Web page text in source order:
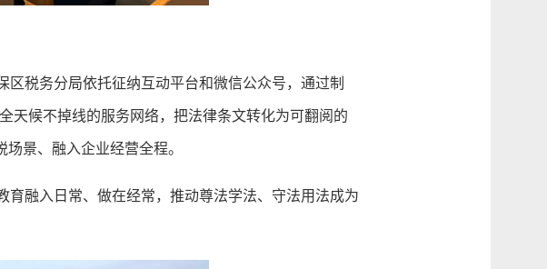
税务分局依托征纳互动平台和微信公众号，通过制
天候不掉线的服务网络，把法律条文转化为可翻阅的
景、融入企业经营全程。
融入日常、做在经常，推动尊法学法、守法用法成为